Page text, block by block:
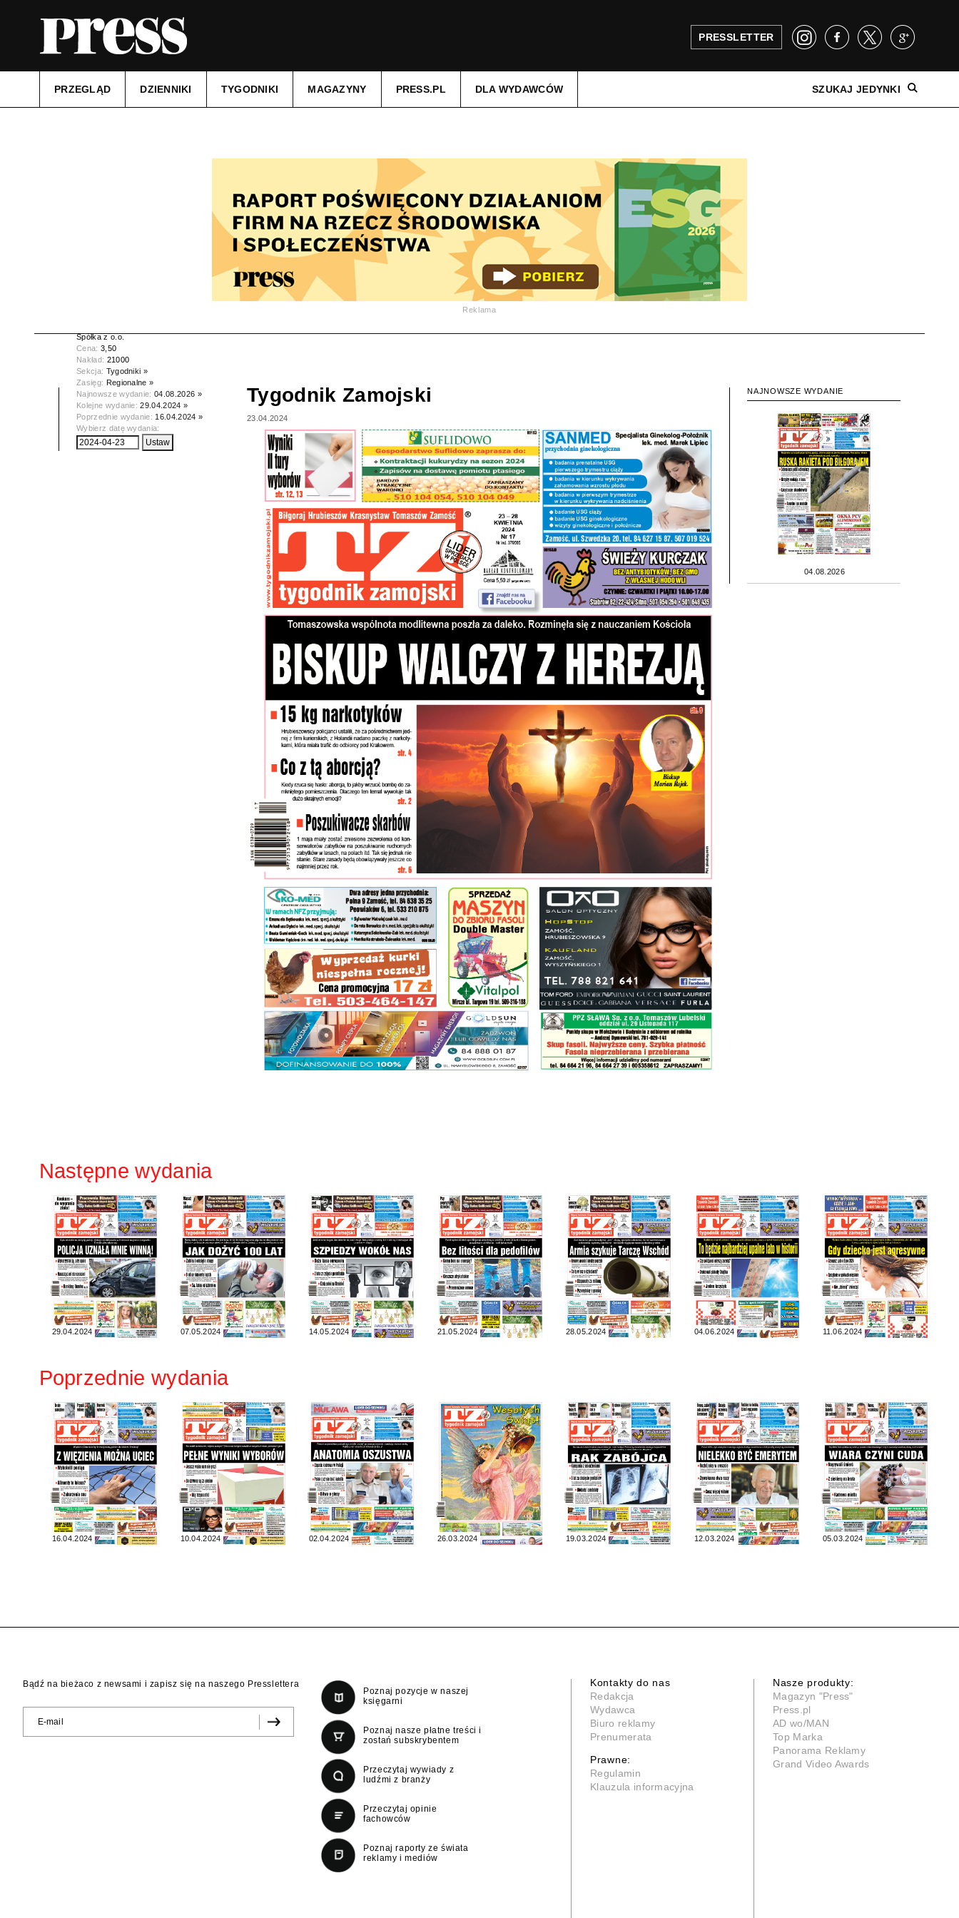
PRESSLETTER
PRZEGLĄD DZIENNIKI TYGODNIKI MAGAZYNY PRESS.PL DLA WYDAWCÓW SZUKAJ JEDYNKI
Reklama
Spółka z o.o.
Cena: 3,50
Nakład: 21000
Sekcja: Tygodniki »
Zasięg: Regionalne »
Najnowsze wydanie:04.08.2026 »
Kolejne wydanie:29.04.2024 »
Poprzednie wydanie: 16.04.2024 »
Wybierz datę wydania:
Tygodnik Zamojski
23.04.2024
NAJNOWSZE WYDANIE
04.08.2026
Następne wydania
29.04.2024 07.05.2024 14.05.2024 21.05.2024 28.05.2024 04.06.2024 11.06.2024
Poprzednie wydania
16.04.2024 10.04.2024 02.04.2024 26.03.2024 19.03.2024 12.03.2024 05.03.2024
Bądź na bieżaco z newsami i zapisz się na naszego Presslettera
Poznaj pozycje w naszej
księgarni
Poznaj nasze płatne treści i
zostań subskrybentem
Przeczytaj wywiady z
ludźmi z branży
Przeczytaj opinie
fachowców
Poznaj raporty ze świata
reklamy i mediów
Kontakty do nas
Redakcja
Wydawca
Biuro reklamy
Prenumerata
Prawne:
Regulamin
Klauzula informacyjna
Nasze produkty:
Magazyn "Press"
Press.pl
AD wo/MAN
Top Marka
Panorama Reklamy
Grand Video Awards